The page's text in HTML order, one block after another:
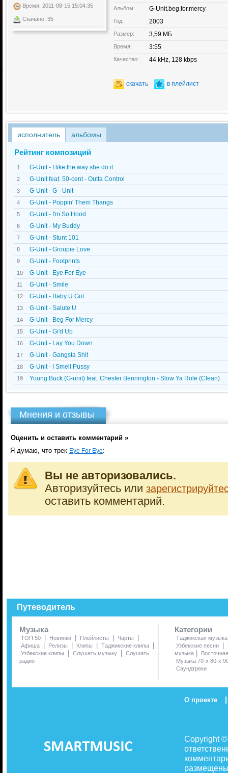
Время: 2011-08-15 15:04:35
Скачано: 35
Альбом: G-Unit.beg.for.mercy
Год: 2003
Размер: 3,59 МБ
Время: 3:55
Качество: 44 kHz, 128 kbps
скачать в плейлист
исполнитель альбомы
Рейтинг композиций
1 G-Unit - I like the way she do it
2 G-Unit feat. 50-cent - Outta Control
3 G-Unit - G - Unit
4 G-Unit - Poppin' Them Thangs
5 G-Unit - I'm So Hood
6 G-Unit - My Buddy
7 G-Unit - Stunt 101
8 G-Unit - Groupie Love
9 G-Unit - Footprints
10 G-Unit - Eye For Eye
11 G-Unit - Smile
12 G-Unit - Baby U Got
13 G-Unit - Salute U
14 G-Unit - Beg For Mercy
15 G-Unit - Gґd Up
16 G-Unit - Lay You Down
17 G-Unit - Gangsta Shit
18 G-Unit - I Smell Pussy
19 Young Buck (G-unit) feat. Chester Bennington - Slow Ya Role (Clean)
Мнения и отзывы
Оценить и оставить комментарий »
Я думаю, что трек Eye For Eye:
Вы не авторизовались.
Авторизуйтесь или
оставить комментарий.
Путеводитель
Музыка
ТОП 50 | Новинки | Плейлисты | Чарты |
Афиша | Релизы | Клипы | Таджикские клипы |
Узбекские клипы | Слушать музыку | Слушать
радио
Категории
Таджикская музыка
Узбекские песни
|
музыка |
Музыка 70-х 80-х
Саундтреки
О проекте |
Copyright
размещены